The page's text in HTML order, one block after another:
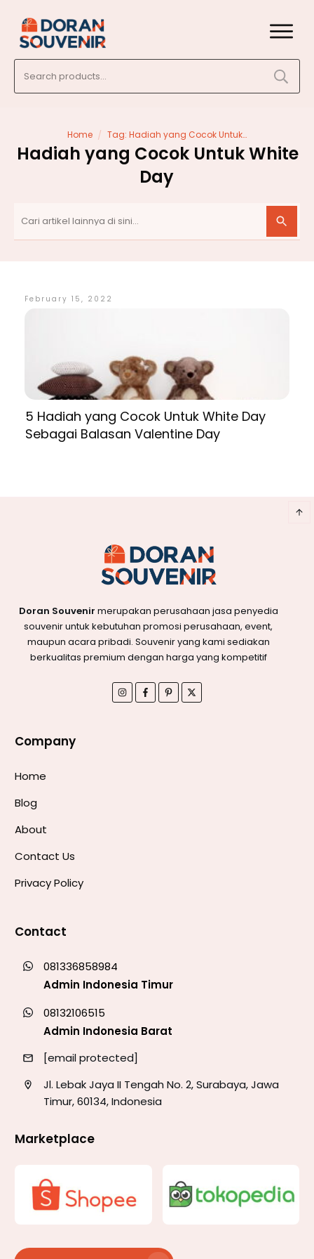
for:
Home / Tag: Hadiah yang Cocok Untuk White Day
Hadiah yang Cocok Untuk White
Day
February 15, 2022
5 Hadiah yang Cocok Untuk White Day
Sebagai Balasan Valentine Day
Doran Souvenir merupakan perusahaan jasa penyedia
souvenir untuk kebutuhan promosi perusahaan, event,
maupun acara pribadi. Souvenir yang kami sediakan
berkualitas premium dengan harga yang kompetitif
Company
Home
Blog
About
Contact Us
Privacy Policy
Contact
081336858984
Admin Indonesia Timur
08132106515
Admin Indonesia Barat
[email protected]
Jl. Lebak Jaya II Tengah No. 2, Surabaya, Jawa
Timur, 60134, Indonesia
Marketplace